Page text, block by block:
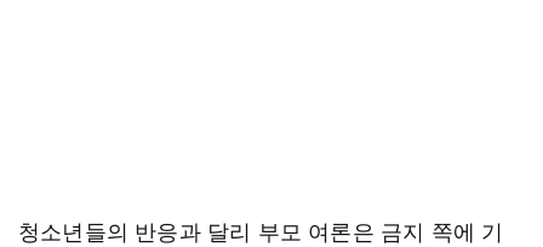
청소년들의 반응과 달리 부모 여론은 금지 쪽에 기